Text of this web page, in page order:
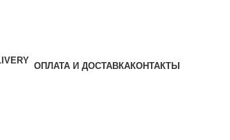
ОПЛАТА И ДОСТАВКАКОНТАКТЫ